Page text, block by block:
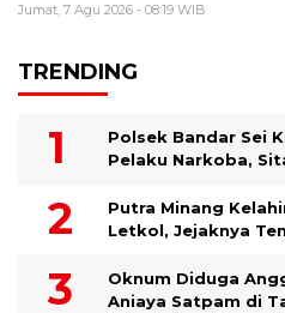
Jumat, 7 Agu 2026 - 08:19 WIB
TRENDING
Polsek Bandar Sei
Pelaku Narkoba,
Putra Minang
Letkol, Jejaknya
Oknum Diduga
Aniaya Satpam di